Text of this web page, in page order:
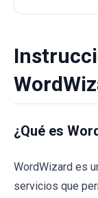
¿Qué es
WordWizard es
servicios que